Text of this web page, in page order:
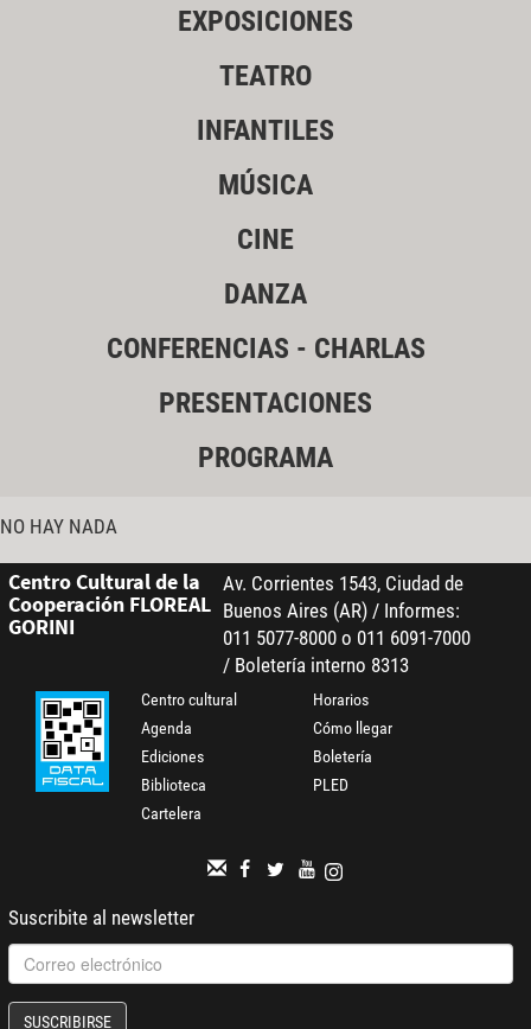
EXPOSICIONES
TEATRO
INFANTILES
MÚSICA
CINE
DANZA
CONFERENCIAS - CHARLAS
PRESENTACIONES
PROGRAMA
NO HAY NADA
Centro Cultural de la
Cooperación FLOREAL
GORINI
Av. Corrientes 1543, Ciudad de
Buenos Aires (AR) / Informes:
011 5077-8000 o 011 6091-7000
/ Boletería interno 8313
Centro cultural
Agenda
Ediciones
Biblioteca
Cartelera
Horarios
Cómo llegar
Boletería
PLED
Suscribite al newsletter
SUSCRIBIRSE